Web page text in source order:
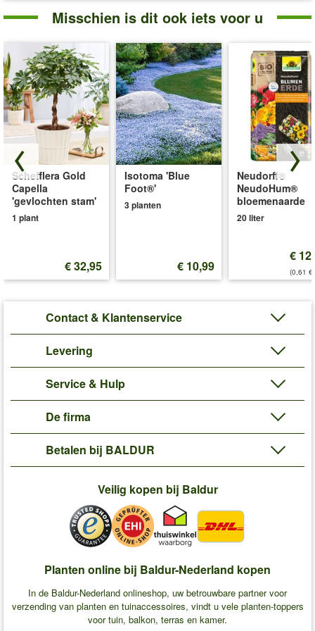
Misschien is dit ook iets voor u
Schefflera Gold
Capella
'gevlochten stam'
1 plant
€ 32,95
Isotoma 'Blue
Foot®'
3 planten
€ 10,99
Neudorff®
NeudoHum®
bloemenaarde
20 liter
€
(0,61
Contact & Klantenservice
Levering
Service & Hulp
De firma
Betalen bij BALDUR
Veilig kopen bij Baldur
Planten online bij Baldur-Nederland kopen
In de Baldur-Nederland onlineshop, uw betrouwbare partner voor
verzending van planten en tuinaccessoires, vindt u vele planten-toppers
voor tuin, balkon, terras en kamer.